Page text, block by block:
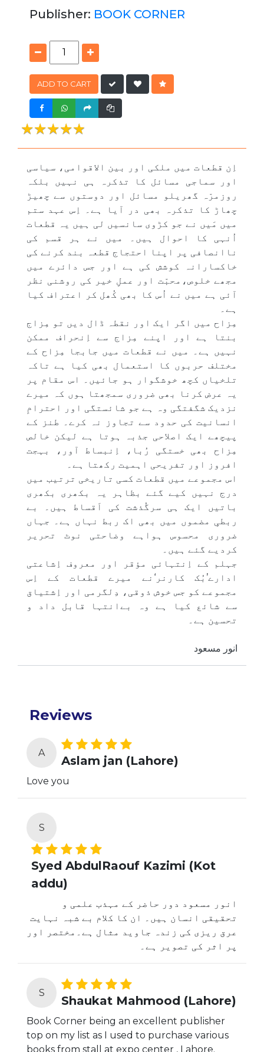
Publisher: BOOK CORNER
ADD TO CART
★★★★★
★★★★★
اِن قطعات میں ملکی اور بین الاقوامی، سیاسی
اور سماجی مسائل کا تذکرہ ہی نہیں بلکہ
روزمرّہ گھریلو مسائل اور دوستوں سے چھیڑ
چھاڑ کا تذکرہ بھی در آیا ہے۔ اِس عہد ستم
میں مَیں نے جو کڑوی سانسیں لی ہیں یہ قطعات
اُنہی کا احوال ہیں۔ میں نے ہر قسم کی
ناانصافی پر اپنا احتجاج قطعہ بند کرنے کی
خاکسارانہ کوشش کی ہے اور جس دائرے میں
مجھے خلوص،محبّت اور عملِ خیر کی روشنی نظر
آئی ہے میں نے اُس کا بھی کُھل کر اعتراف کیا
ہے۔
مِزاح میں اگر ایک اور نقطہ ڈال دیں تو مِزاج
بنتا ہے اور اپنے مِزاج سے اِنحراف ممکن
نہیں ہے۔ میں نے قطعات میں جابجا مِزاح کے
مختلف حربوں کا استعمال بھی کیا ہے تاکہ
تلخیاں کچھ خوشگوار ہو جائیں۔ اس مقام پر
یہ عرض کرنا بھی ضروری سمجھتا ہوں کہ میرے
نزدیک شگفتگی وہ ہے جو شائستگی اور احترامِ
انسانیت کی حدود سے تجاوز نہ کرے۔ طنز کے
پیچھے ایک اصلاحی جذبہ ہوتا ہے لیکن خالص
مِزاح بھی خستگی رُبا، اِنبساط آور، بہجت
افروز اور تفریحی اہمیت رکھتا ہے۔
اس مجموعے میں قطعات کسی تاریخی ترتیب میں
درج نہیں کیے گئے بظاہر یہ بکھری بکھری
باتیں ایک ہی سرگُذشت کی اَقساط ہیں۔ بے
ربطیِ مضموں میں بھی اک ربط نہاں ہے۔ جہاں
ضروری محسوس ہواہے وضاحتی نوٹ تحریر
کردیے گئے ہیں۔
جہلم کے اِنتہائی مؤقر اور معروف اِشاعتی
ادارے’بُک کارنر‘نے میرے قطعات کے اِس
مجموعے کو جس خوش ذوقی، دِلگرمی اور اِشتیاق
سے شائع کیا ہے وہ بےانتہا قابل داد و
تحسین ہے۔
انور مسعود
Reviews
A
Aslam jan (Lahore)
Love you
S
Syed AbdulRaouf Kazimi (Kot
addu)
انور مسعود دور حاضر کے مہذب علمی و
تحقیقی انسان ہیں۔ ان کا کلام بے شبہ نہایت
عرق ریزی کی زندہ جاوید مثال ہے۔مختصر اور
پر اثر کی تصویر ہے۔
S
Shaukat Mahmood (Lahore)
Book Corner being an excellent publisher
top on my list as I used to purchase various
books from stall at expo center , Lahore.